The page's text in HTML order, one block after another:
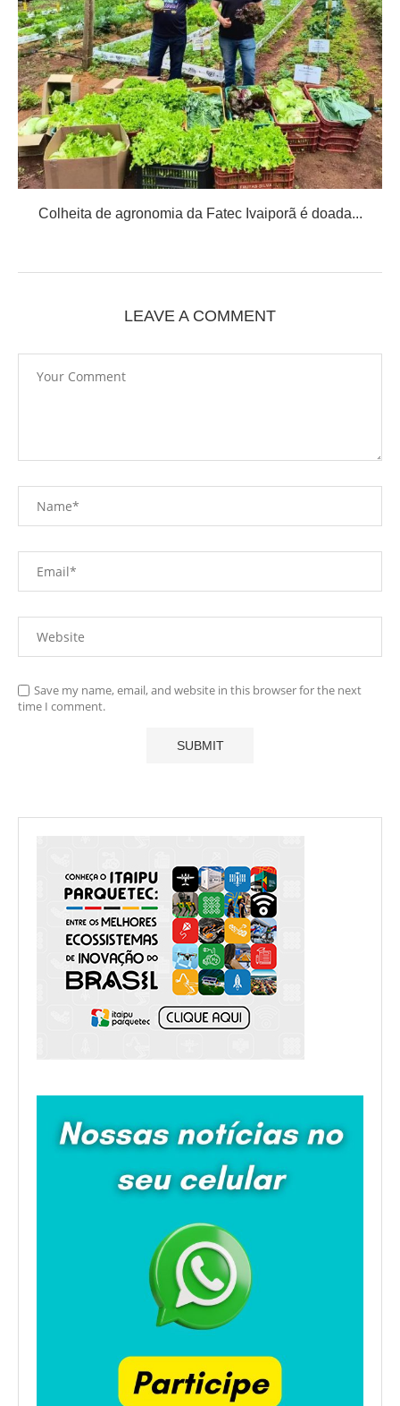
Colheita de agronomia da Fatec Ivaiporã é doada...
LEAVE A COMMENT
Save my name, email, and website in this browser for the next
time I comment.